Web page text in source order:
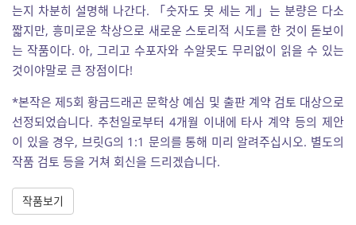
는지 차분히 설명해 나간다. 「숫자도 못 세는 게」는 분량은 다소
짧지만, 흥미로운 착상으로 새로운 스토리적 시도를 한 것이 돋보이
는 작품이다. 아, 그리고 수포자와 수알못도 무리없이 읽을 수 있는
것이야말로 큰 장점이다!
*본작은 제5회 황금드래곤 문학상 예심 및 출판 계약 검토 대상으로
선정되었습니다. 추천일로부터 4개월 이내에 타사 계약 등의 제안
이 있을 경우, 브릿G의 1:1 문의를 통해 미리 알려주십시오. 별도의
작품 검토 등을 거쳐 회신을 드리겠습니다.
작품보기